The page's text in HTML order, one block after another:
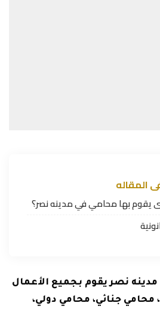
المقاله
يقوم بها محامي في مدينه نصر؟
نصر يقوم بجميع الأعمال
محامي جنائي، محامي دولي،